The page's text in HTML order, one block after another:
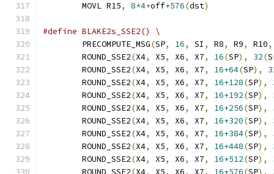
	MOVL R15
, 8*4+off+576(dst)
#define BLAKE2s_SSE2() \
	PRECOMPUTE_MSG
(SP, 16, SI , R8, R9, R10,
	ROUND_SSE2
(X4, X5, X6, X7, 16(SP), 32(
	ROUND_SSE2
(X4, X5, X6, X7, 16+64(SP),
	ROUND_SSE2
(X4, X5, X6, X7, 16+128(SP),
	ROUND_SSE2
(X4, X5, X6, X7, 16+192(SP),
	ROUND_SSE2
(X4, X5, X6, X7, 16+256(SP),
	ROUND_SSE2
(X4, X5, X6, X7, 16+320(SP),
	ROUND_SSE2
(X4, X5, X6, X7, 16+384(SP),
	ROUND_SSE2
(X4, X5, X6, X7, 16+448(SP),
	ROUND_SSE2
(X4, X5, X6, X7, 16+512(SP),
	ROUND_SSE2
(X4, X5, X6, X7, 16+576(SP),